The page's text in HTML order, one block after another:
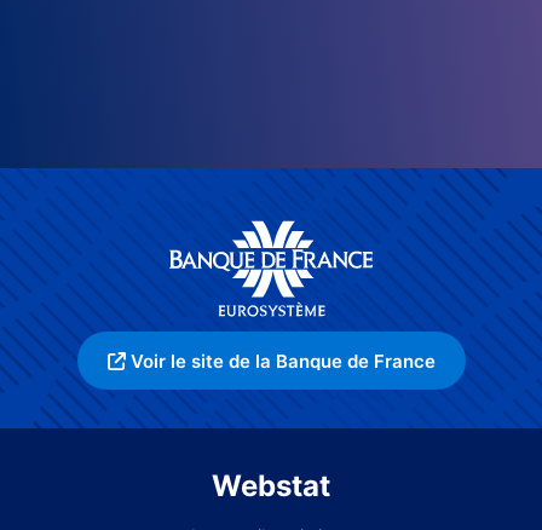
Voir le site de la Banque de France
Webstat